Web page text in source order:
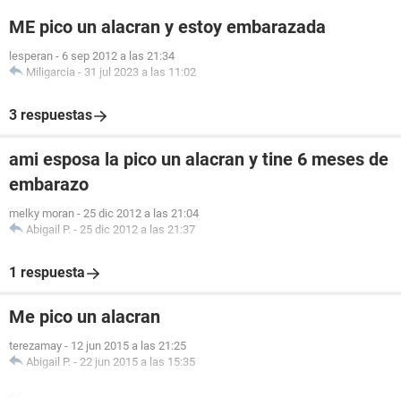
ME pico un alacran y estoy embarazada
lesperan - 6 sep 2012 a las 21:34
Miligarcia - 31 jul 2023 a las 11:02
3 respuestas
ami esposa la pico un alacran y tine 6 meses de
embarazo
melky moran - 25 dic 2012 a las 21:04
Abigail P. - 25 dic 2012 a las 21:37
1 respuesta
Me pico un alacran
terezamay - 12 jun 2015 a las 21:25
Abigail P. - 22 jun 2015 a las 15:35